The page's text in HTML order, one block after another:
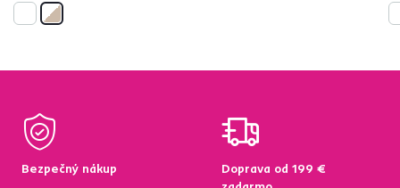
Bezpečný nákup
Doprava od 199 €